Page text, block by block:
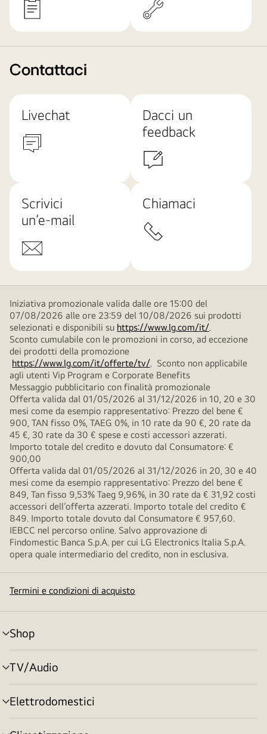
Contattaci
Livechat
Dacci un
feedback
Scrivici
un’e-mail
Chiamaci
Iniziativa promozionale valida dalle ore 15:00 del
07/08/2026 alle ore 23:59 del 10/08/2026 sui prodotti
selezionati e disponibili su https://www.lg.com/it/
Sconto cumulabile con le promozioni in corso, ad eccezione
dei prodotti della promozione
https://www.lg.com/it/offerte/tv/ . Sconto non applicabile
agli utenti Vip Program e Corporate Benefits
Messaggio pubblicitario con finalità promozionale
Offerta valida dal 01/05/2026 al 31/12/2026 in 10, 20 e 30
mesi come da esempio rappresentativo: Prezzo del bene €
900, TAN fisso 0%, TAEG 0%, in 10 rate da 90 €, 20 rate da
45 €, 30 rate da 30 € spese e costi accessori azzerati.
Importo totale del credito e dovuto dal Consumatore: €
900,00
Offerta valida dal 01/05/2026 al 31/12/2026 in 20, 30 e 40
mesi come da esempio rappresentativo: Prezzo del bene €
849, Tan fisso 9,53% Taeg 9,96%, in 30 rate da € 31,92 costi
accessori dell’offerta azzerati. Importo totale del credito €
849. Importo totale dovuto dal Consumatore € 957,60.
IEBCC nel percorso online. Salvo approvazione di
Findomestic Banca S.p.A. per cui LG Electronics Italia S.p.A.
opera quale intermediario del credito, non in esclusiva.
Termini e condizioni di acquisto
Shop
Attivazione
menu
TV/Audio
Attivazione
menu
Elettrodomestici
Attivazione
menu